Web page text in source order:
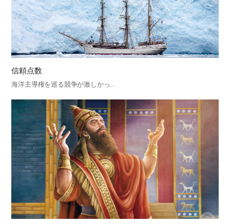
信頼点数
海洋主導権を巡る競争が激しかっ…